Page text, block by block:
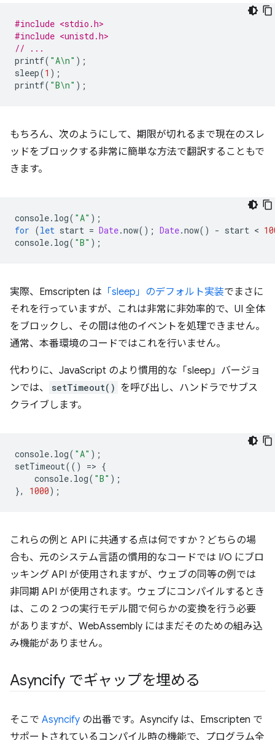
#include <stdio.h>
#include <unistd.h>
// ...
printf( "A\n" );
sleep(1 );
printf( "B\n" );
もちろん、次のようにして、期限が切れるまで現在のスレ
ッドをブロックする非常に簡単な方法で翻訳することもで
きます。
console. log( "A" );
for (let start = Date.now(); Date.now() - start <
console. log( "B" );
実際、Emscripten は 「sleep」のデフォルト実装でまさに
それを行っていますが、これは非常に非効率的で、UI 全体
をブロックし、その間は他のイベントを処理できません。
通常、本番環境のコードではこれを行いません。
代わりに、JavaScript のより慣用的な「sleep」バージョ
ンでは、
setTimeout() を呼び出し、ハンドラでサブス
クライブします。
console. log( "A" );
setTimeout(() => {
console. log( "B" );
},
1000);
これらの例と API に共通する点は何ですか？どちらの場
合も、元のシステム言語の慣用的なコードでは I/O にブロ
ッキング API が使用されますが、ウェブの同等の例では
非同期 API が使用されます。ウェブにコンパイルするとき
は、この 2 つの実行モデル間で何らかの変換を行う必要
がありますが、WebAssembly にはまだそのための組み込
み機能がありません。
Asyncify でギャップを埋める
そこで Asyncify の出番です。Asyncify は、Emscripten で
サポートされているコンパイル時の機能で、プログラム全